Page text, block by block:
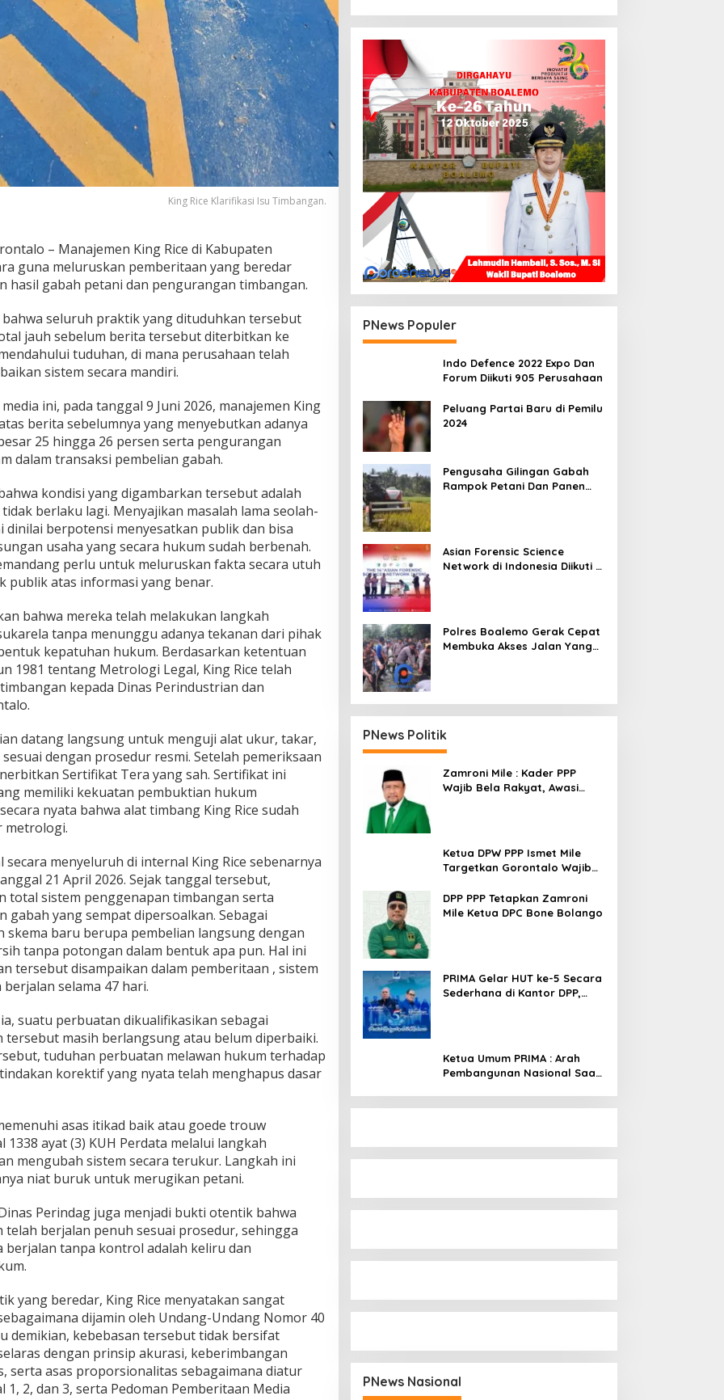
King Rice Klarifikasi Isu Timbangan.
– Manajemen King Rice di Kabupaten
guna meluruskan pemberitaan yang beredar
hasil gabah petani dan pengurangan timbangan.
seluruh praktik yang dituduhkan tersebut
jauh sebelum berita tersebut diterbitkan ke
tuduhan, di mana perusahaan telah
sistem secara mandiri.
ini, pada tanggal 9 Juni 2026, manajemen King
berita sebelumnya yang menyebutkan adanya
25 hingga 26 persen serta pengurangan
dalam transaksi pembelian gabah.
kondisi yang digambarkan tersebut adalah
berlaku lagi. Menyajikan masalah lama seolah-
berpotensi menyesatkan publik dan bisa
usaha yang secara hukum sudah berbenah.
perlu untuk meluruskan fakta secara utuh
publik atas informasi yang benar.
bahwa mereka telah melakukan langkah
tanpa menunggu adanya tekanan dari pihak
kepatuhan hukum. Berdasarkan ketentuan
1981 tentang Metrologi Legal, King Rice telah
kepada Dinas Perindustrian dan
datang langsung untuk menguji alat ukur, takar,
dengan prosedur resmi. Setelah pemeriksaan
Sertifikat Tera yang sah. Sertifikat ini
memiliki kekuatan pembuktian hukum
nyata bahwa alat timbang King Rice sudah
metrologi.
menyeluruh di internal King Rice sebenarnya
21 April 2026. Sejak tanggal tersebut,
total sistem penggenapan timbangan serta
gabah yang sempat dipersoalkan. Sebagai
skema baru berupa pembelian langsung dengan
tanpa potongan dalam bentuk apa pun. Hal ini
tersebut disampaikan dalam pemberitaan , sistem
selama 47 hari.
suatu perbuatan dikualifikasikan sebagai
masih berlangsung atau belum diperbaiki.
tuduhan perbuatan melawan hukum terhadap
korektif yang nyata telah menghapus dasar
asas itikad baik atau goede trouw
1338 ayat (3) KUH Perdata melalui langkah
mengubah sistem secara terukur. Langkah ini
niat buruk untuk merugikan petani.
Perindag juga menjadi bukti otentik bahwa
berjalan penuh sesuai prosedur, sehingga
berjalan tanpa kontrol adalah keliru dan
yang beredar, King Rice menyatakan sangat
dijamin oleh Undang-Undang Nomor 40
demikian, kebebasan tersebut tidak bersifat
dengan prinsip akurasi, keberimbangan
serta asas proporsionalitas sebagaimana diatur
1, 2, dan 3, serta Pedoman Pemberitaan Media
PNews Populer
Indo Defence 2022 Expo Dan
Forum Diikuti 905 Perusahaan
Peluang Partai Baru di Pemilu
2024
Pengusaha Gilingan Gabah
Rampok Petani Dan Panen
Asian Forensic Science
Network di Indonesia Diikuti 17
Polres Boalemo Gerak Cepat
Membuka Akses Jalan Yang
PNews Politik
Zamroni Mile : Kader PPP
Wajib Bela Rakyat, Awasi
Ketua DPW PPP Ismet Mile
Targetkan Gorontalo Wajib
Kembali Basis Politik
DPP PPP Tetapkan Zamroni
Mile Ketua DPC Bone Bolango
PRIMA Gelar HUT ke-5 Secara
Sederhana di Kantor DPP,
Ketua Umum PRIMA : Arah
Pembangunan Nasional Saat
PNews Nasional